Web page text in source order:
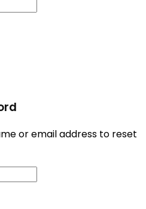
or email address to reset